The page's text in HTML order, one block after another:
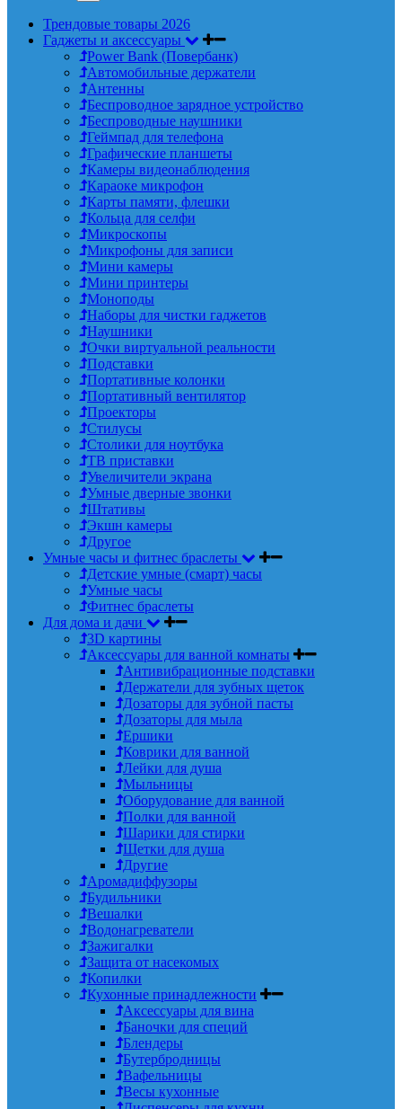
Трендовые товары 2026
Гаджеты и аксессуары
Power Bank (Повербанк)
Автомобильные держатели
Антенны
Беспроводное зарядное устройство
Беспроводные наушники
Геймпад для телефона
Графические планшеты
Камеры видеонаблюдения
Караоке микрофон
Карты памяти, флешки
Кольца для селфи
Микроскопы
Микрофоны для записи
Мини камеры
Мини принтеры
Моноподы
Наборы для чистки гаджетов
Наушники
Очки виртуальной реальности
Подставки
Портативные колонки
Портативный вентилятор
Проекторы
Стилусы
Столики для ноутбука
ТВ приставки
Увеличители экрана
Умные дверные звонки
Штативы
Экшн камеры
Другое
Умные часы и фитнес браслеты
Детские умные (смарт) часы
Умные часы
Фитнес браслеты
Для дома и дачи
3D картины
Аксессуары для ванной комнаты
Антивибрационные подставки
Держатели для зубных щеток
Дозаторы для зубной пасты
Дозаторы для мыла
Ершики
Коврики для ванной
Лейки для душа
Мыльницы
Оборудование для ванной
Полки для ванной
Шарики для стирки
Щетки для душа
Другие
Аромадиффузоры
Будильники
Вешалки
Водонагреватели
Зажигалки
Защита от насекомых
Копилки
Кухонные принадлежности
Аксессуары для вина
Баночки для специй
Блендеры
Бутербродницы
Вафельницы
Весы кухонные